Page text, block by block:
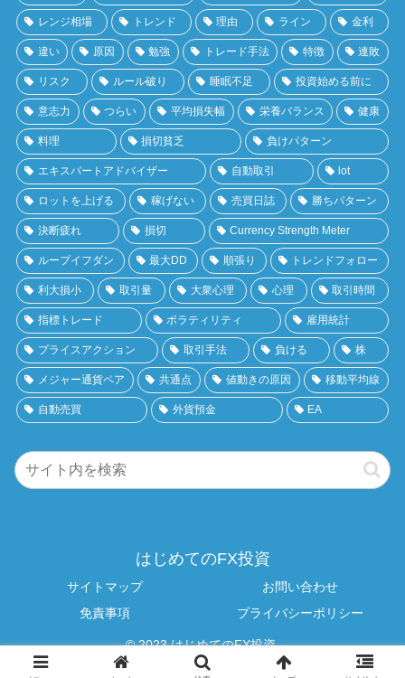
レンジ相場 トレンド 理由 ライン 金利
違い 原因 勉強 トレード手法 特徴 連敗
リスク ルール破り 睡眠不足 投資始める前に
意志力 つらい 平均損失幅 栄養バランス 健康
料理 損切貧乏 負けパターン
エキスパートアドバイザー 自動取引 lot
ロットを上げる 稼げない 売買日誌 勝ちパターン
決断疲れ 損切 Currency Strength Meter
ループイフダン 最大DD 順張り トレンドフォロー
利大損小 取引量 大衆心理 心理 取引時間
指標トレード ボラティリティ 雇用統計
プライスアクション 取引手法 負ける 株
メジャー通貨ペア 共通点 値動きの原因 移動平均線
自動売買 外貨預金 EA
はじめてのFX投資
サイトマップ
お問い合わせ
免責事項
プライバシーポリシー
© 2023 はじめてのFX投資.